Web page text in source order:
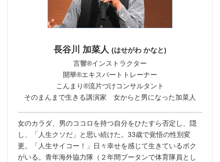
長谷川 加菜人 (はせがわ かなと)
言響®︎インストラクター
開華®︎エキスパートトレーナー
こんまり®︎流片づけコンサルタント
そのまんまで生きる講演家 女からと男になった加菜人
女のカラダ、男のココロを持つ自分をひたすら否定し、隠
し、「人生クソだ」と思い続けた。33歳で覚悟の性別変
更。「人生サイコー！」日々幸せを感じて生きているボク
がいる。青年海外協力隊（２年間ブータンで体育隊員とし